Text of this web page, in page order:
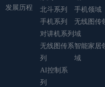
发展历程
北斗系列
手机系列
对讲机系列
无线图传系
列
AI控制系
列
手机领域
无线图传
域
智能家居
域